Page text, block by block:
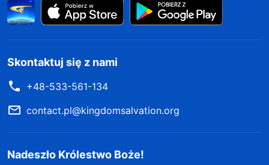
Skontaktuj się z nami
+48-533-561-134
contact.pl@kingdomsalvation.org
Nadeszło Królestwo Boże!